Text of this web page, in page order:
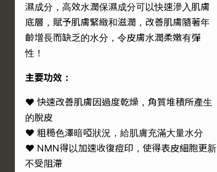
濕成分，高效水潤保濕成分可以快速滲入肌膚
底層，賦予肌膚緊緻和滋潤，改善肌膚隨著年
齡增長而缺乏的水分，令皮膚水潤柔嫩有彈
性！
主要功效：
♥ 快速改善肌膚因過度乾燥，角質堆積所產生
的脫皮
♥ 粗糙色澤暗啞狀況，給肌膚充滿大量水分
♥ NMN得以加速收復痘印，使得表皮細胞更新
不受阻滯